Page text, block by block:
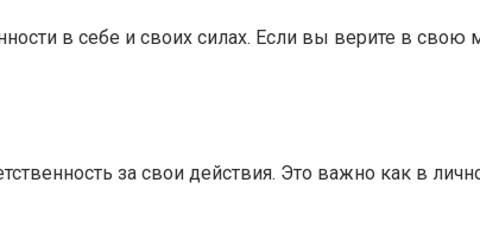
в себе и своих силах. Если вы верите в свою
за свои действия. Это важно как в